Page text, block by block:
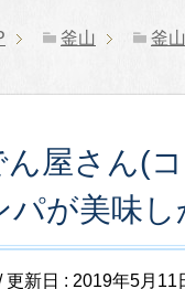
釜山 釜
ん屋さん(
パが美味
更新日 : 2019年5月11